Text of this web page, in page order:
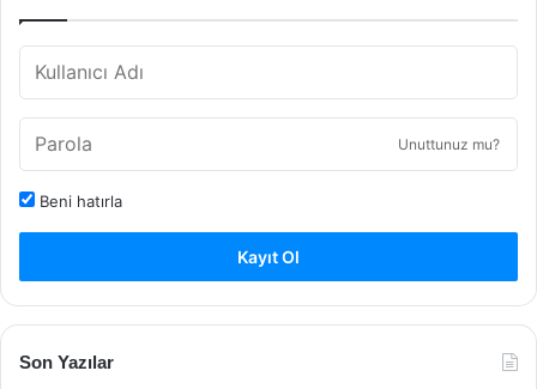
Unuttunuz mu?
Beni hatırla
Kayıt Ol
Son Yazılar